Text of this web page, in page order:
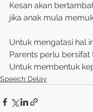
Kesan akan
jika anak mula
Untuk mengatasi hal
Parents perlu bersifat
Untuk membentuk
Speech Delay